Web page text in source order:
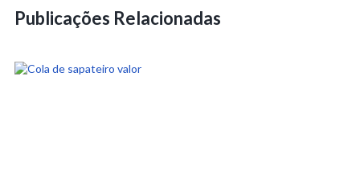
Publicações Relacionadas